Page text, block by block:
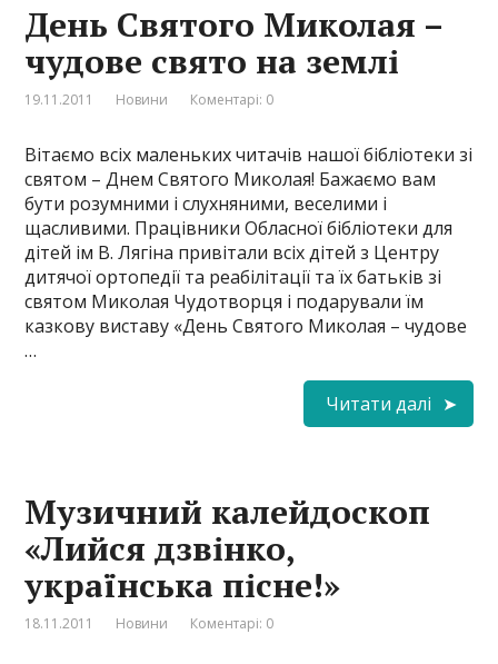
День Святого Миколая –
чудове свято на землі
19.11.2011 Новини Коментарі: 0
Вітаємо всіх маленьких читачів нашої бібліотеки зі
святом – Днем Святого Миколая! Бажаємо вам
бути розумними і слухняними, веселими і
щасливими. Працівники Обласної бібліотеки для
дітей ім В. Лягіна привітали всіх дітей з Центру
дитячої ортопедії та реабілітації та їх батьків зі
святом Миколая Чудотворця і подарували їм
казкову виставу «День Святого Миколая – чудове
…
Читати далі
Музичний калейдоскоп
«Лийся дзвінко,
українська пісне!»
18.11.2011 Новини Коментарі: 0